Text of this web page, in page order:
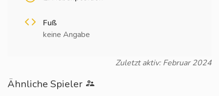
Fuß
keine Angabe
Zuletzt aktiv: Februar 2024
Ähnliche Spieler